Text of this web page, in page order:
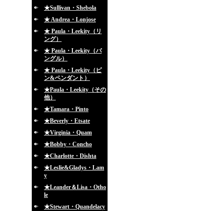
★Sullivan・Shebola
★ Andrea・Lonjose
★ Paula・Leekity（リ
ング）
★ Paula・Leekity（バ
ングル）
★ Paula・Leekity（ピ
ン&ペンダント）
★Paula・Leekity（その
他）
★Tamara・Pinto
★Beverly・Etsate
★Virginia・Quam
★Bobby・Concho
★Charlotte・Dishta
★Leslie&Gladys・Lam
y
★Leander＆Lisa・Otho
le
★Stewart・Quandelacy